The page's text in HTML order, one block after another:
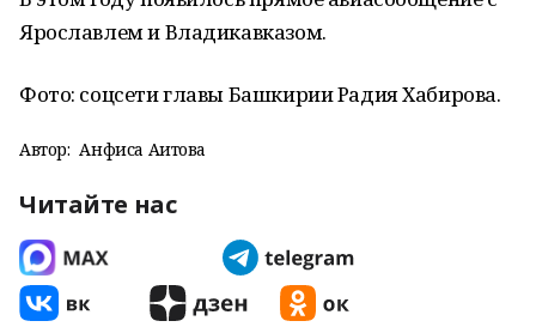
Ярославлем и Владикавказом.
Фото: соцсети главы Башкирии Радия Хабирова.
Автор: Анфиса Аитова
Читайте нас